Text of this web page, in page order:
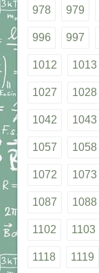
978 979
996 997
1012 1013
1027 1028
1042 1043
1057 1058
1072 1073
1087 1088
1102 1103
1118 1119